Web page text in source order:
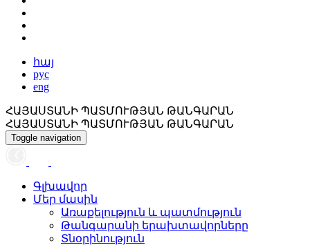
հայ
рус
eng
ՀԱՅԱՍՏԱՆԻ ՊԱՏՄՈՒԹՅԱՆ ԹԱՆԳԱՐԱՆ
ՀԱՅԱՍՏԱՆԻ ՊԱՏՄՈՒԹՅԱՆ ԹԱՆԳԱՐԱՆ
Toggle navigation
Գլխավոր
Մեր մասին
Առաքելություն և պատմություն
Թանգարանի երախտավորները
Տնօրինություն